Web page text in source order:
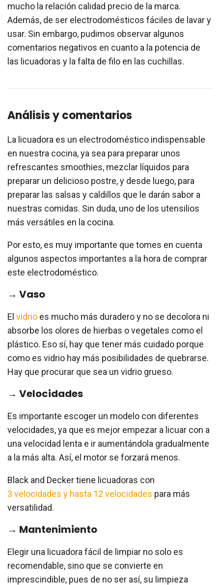
mucho la relación calidad precio de la marca.
Además, de ser electrodomésticos fáciles de lavar y
usar. Sin embargo, pudimos observar algunos
comentarios negativos en cuanto a la potencia de
las licuadoras y la falta de filo en las cuchillas.
Análisis y comentarios
La licuadora es un electrodoméstico indispensable
en nuestra cocina, ya sea para preparar unos
refrescantes smoothies, mezclar líquidos para
preparar un delicioso postre, y desde luego, para
preparar las salsas y caldillos que le darán sabor a
nuestras comidas. Sin duda, uno de los utensilios
más versátiles en la cocina.
Por esto, es muy importante que tomes en cuenta
algunos aspectos importantes a la hora de comprar
este electrodoméstico.
→ Vaso
El vidrio es mucho más duradero y no se decolora ni
absorbe los olores de hierbas o vegetales como el
plástico. Eso sí, hay que tener más cuidado porque
como es vidrio hay más posibilidades de quebrarse.
Hay que procurar que sea un vidrio grueso.
→ Velocidades
Es importante escoger un modelo con diferentes
velocidades, ya que es mejor empezar a licuar con a
una velocidad lenta e ir aumentándola gradualmente
a la más alta. Así, el motor se forzará menos.
Black and Decker tiene licuadoras con
3 velocidades y hasta 12 velocidades para más
versatilidad.
→ Mantenimiento
Elegir una licuadora fácil de limpiar no solo es
recomendable, sino que se convierte en
imprescindible, pues de no ser así, su limpieza